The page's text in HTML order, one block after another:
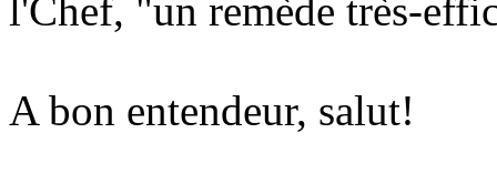
l'Chef, "un remède très-
A bon entendeur, salut!